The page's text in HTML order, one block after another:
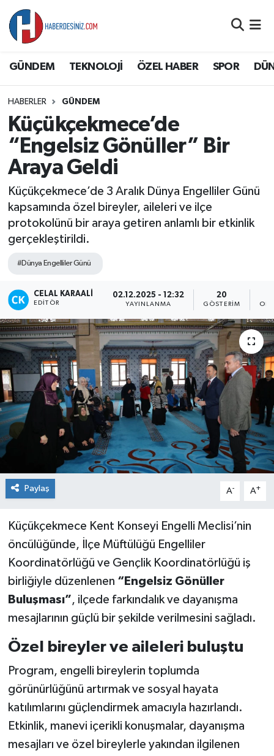
GÜNDEM TEKNOLOJİ ÖZEL HABER SPOR
HABERLER GÜNDEM
Küçükçekmece’de
“Engelsiz Gönüller” Bir
Araya Geldi
Küçükçekmece’de 3 Aralık Dünya Engelliler Günü
kapsamında özel bireyler, aileleri ve ilçe
protokolünü bir araya getiren anlamlı bir etkinlik
gerçekleştirildi.
#Dünya Engelliler Günü
CELAL KARAALI
EDITÖR
02.12.2025 - 12:32
YAYINLANMA
20
GÖSTERIM
Paylaş A- A+
Küçükçekmece Kent Konseyi Engelli Meclisi’nin
öncülüğünde, İlçe Müftülüğü Engelliler
Koordinatörlüğü ve Gençlik Koordinatörlüğü iş
birliğiyle düzenlenen “Engelsiz Gönüller
Buluşması”, ilçede farkındalık ve dayanışma
mesajlarının güçlü bir şekilde verilmesini sağladı.
Özel bireyler ve aileleri buluştu
Program, engelli bireylerin toplumda
görünürlüğünü artırmak ve sosyal hayata
katılımlarını güçlendirmek amacıyla hazırlandı.
Etkinlik, manevi içerikli konuşmalar, dayanışma
mesajları ve özel bireylerle yakından ilgilenen
GÜNDEM
ÖZEL HABER
SAĞLIK
SİYASET
SPOR
TEKNOLOJİ
YAŞAM
Trafik Durumu
Süper Lig Puan Durumu ve Fikstür
Tüm Manşetler
Son Dakika Haberleri
Haber Arşivi